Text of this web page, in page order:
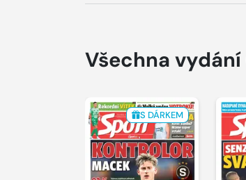
Všechna vydání
S DÁRKEM